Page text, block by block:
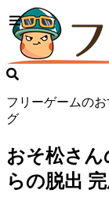
フリーゲームの
グ
おそ松さ
らの脱出 完